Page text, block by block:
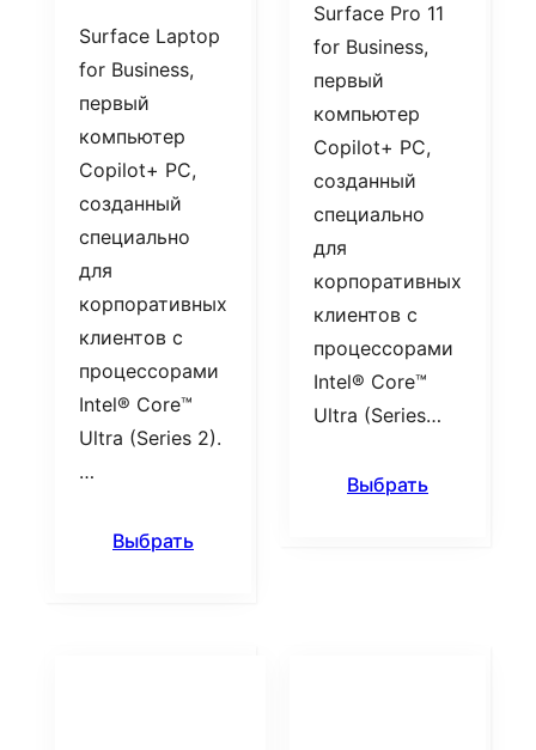
Surface Laptop
for Business,
первый
компьютер
Copilot+ PC,
созданный
специально
для
корпоративных
клиентов с
процессорами
Intel® Core™
Ultra (Series 2).
…
Выбрать
Surface Pro 11
for Business,
первый
компьютер
Copilot+ PC,
созданный
специально
для
корпоративных
клиентов с
процессорами
Intel® Core™
Ultra (Series…
Выбрать